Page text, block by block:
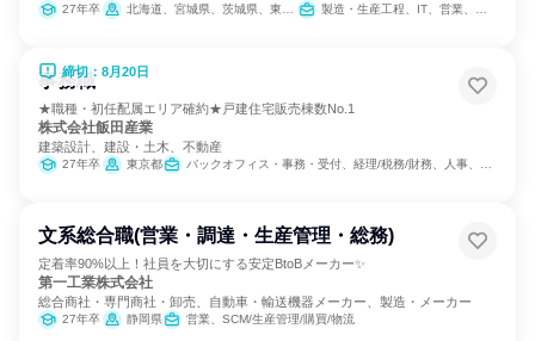
27年卒 北海道、宮城県、茨城県、東京都、岐阜県、愛知県、大阪府、広島県、福岡県 製造・生産工程、IT、営業、バックオフィス・事務・受付、SCM/生産管理/購買/物流、建築/土木/プラント専門職、学術研究
締切：8月20日
事務職
★職種・初任配属エリア確約★戸建住宅販売棟数No.1
株式会社飯田産業
建築設計、建設・土木、不動産
27年卒 東京都 バックオフィス・事務・受付、経理/税務/財務、人事、総務
文系総合職(営業・調達・生産管理・総務)
定着率90%以上！社員を大切にする安定BtoBメーカー✨
第一工業株式会社
総合商社・専門商社・卸売、自動車・輸送機器メーカー、製造・メーカー
27年卒 静岡県 営業、SCM/生産管理/購買/物流